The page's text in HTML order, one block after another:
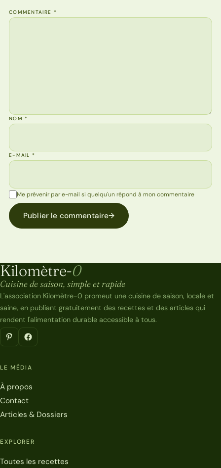
COMMENTAIRE *
NOM*
E-MAIL*
Me prévenir par e-mail si quelqu'un répond à mon commentaire
Publier le commentaire→
Kilomètre-0
Kilomètre-0
Cuisine de saison, simple et rapide
L'association Kilomètre-0 promeut une cuisine de saison, locale et
saine, en publiant gratuitement des recettes et des articles qui
rendent l'alimentation durable accessible à tous.
LE MÉDIA
À propos
Contact
Articles & Dossiers
EXPLORER
Toutes les recettes